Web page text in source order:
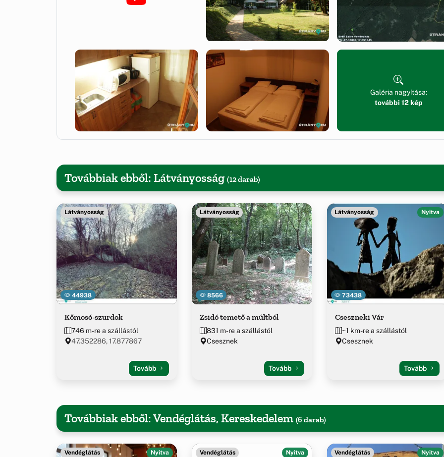
Galéria nagyítása:
további 12 kép
Továbbiak ebből: Látványosság (12 darab)
44938
Látványosság
Kőmosó-szurdok
746 m-re a szállástól
47.352286, 17.877867
Tovább
8566
Látványosság
Zsidó temető a múltból
831 m-re a szállástól
Csesznek
Tovább
73438
Látványosság Nyitva
Cseszneki Vár
~1 km-re a szállástól
Csesznek
Tovább
Továbbiak ebből: Vendéglátás, Kereskedelem (6 darab)
Vendéglátás Nyitva Vendéglátás Nyitva Vendéglátás Nyitva